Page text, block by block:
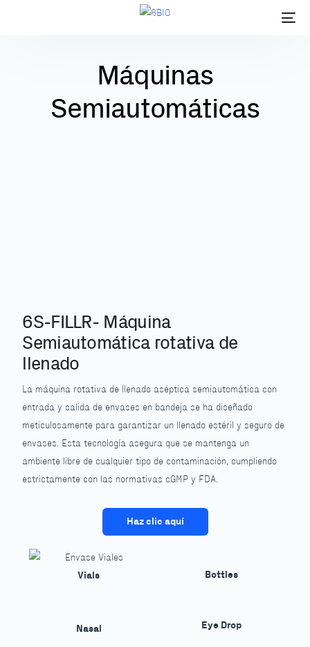
Máquinas
Semiautomáticas
6S-FILLR- Máquina
Semiautomática rotativa de
llenado
La máquina rotativa de llenado aséptica semiautomática con
entrada y salida de envases en bandeja se ha diseñado
meticulosamente para garantizar un llenado estéril y seguro de
envases. Esta tecnología asegura que se mantenga un
ambiente libre de cualquier tipo de contaminación, cumpliendo
estrictamente con las normativas cGMP y FDA.
Haz clic aquí
Vials Bottles
Nasal Eye Drop